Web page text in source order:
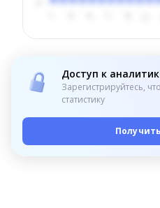
Доступ к
Зарегистрируйтесь,
статистику